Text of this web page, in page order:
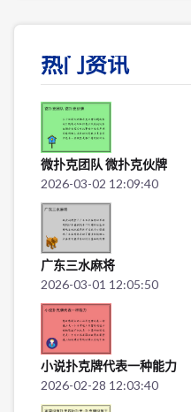
热门资讯
微扑克团队 微扑克伙牌
2026-03-02 12:09:40
广东三水麻将
2026-03-01 12:05:50
小说扑克牌代表一种能力
2026-02-28 12:03:40